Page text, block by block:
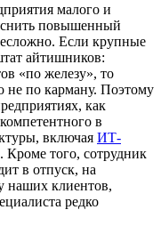
малого и
повышенный
Если крупные
айтишников:
«по железу», то
не по карману. Поэтому
как
в
включая ИТ-
Кроме того, сотрудник
в отпуск, на
наших клиентов,
редко